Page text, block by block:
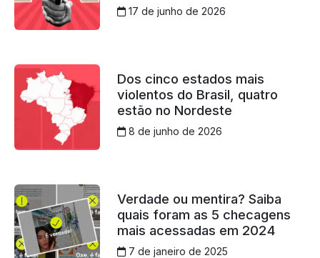
17 de junho de 2026
Dos cinco estados mais
violentos do Brasil, quatro
estão no Nordeste
8 de junho de 2026
Verdade ou mentira? Saiba
quais foram as 5 checagens
mais acessadas em 2024
7 de janeiro de 2025